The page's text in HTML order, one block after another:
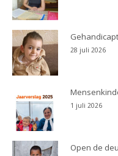
28 juli 2026
1 juli 2026
Open de